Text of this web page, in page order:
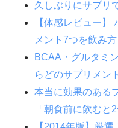
久しぶりにサプリ
【体感レビュー】
メント7つを飲み
BCAA・グルタミ
らどのサプリメン
本当に効果のある
「朝食前に飲むと